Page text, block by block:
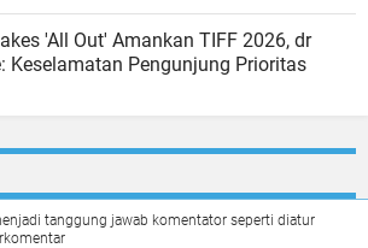
'All Out' Amankan TIFF 2026, dr
Keselamatan Pengunjung Prioritas
tanggung jawab komentator seperti diatur